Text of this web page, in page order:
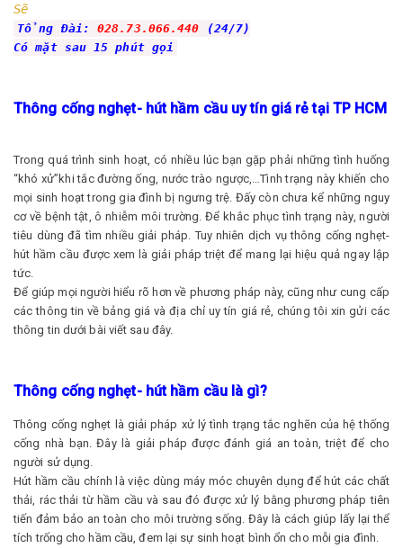
Sẽ
Tổng Đài: 028.73.066.440 (24/7)
Có mặt sau 15 phút gọi
Thông cống nghẹt- hút hầm cầu uy tín giá rẻ tại TP HCM
Trong quá trình sinh hoạt, có nhiều lúc bạn gặp phải những tình huống
“khó xử”khi tắc đường ống, nước trào ngược,…Tình trạng này khiến cho
mọi sinh hoạt trong gia đình bị ngưng trệ. Đấy còn chưa kể những nguy
cơ về bệnh tật, ô nhiễm môi trường. Để khắc phục tình trạng này, người
tiêu dùng đã tìm nhiều giải pháp. Tuy nhiên dịch vụ thông cống nghẹt-
hút hầm cầu được xem là giải pháp triệt để mang lại hiệu quả ngay lập
tức.
Để giúp mọi người hiểu rõ hơn về phương pháp này, cũng như cung cấp
các thông tin về bảng giá và địa chỉ uy tín giá rẻ, chúng tôi xin gửi các
thông tin dưới bài viết sau đây.
Thông cống nghẹt- hút hầm cầu là gì?
Thông cống nghẹt là giải pháp xử lý tình trạng tắc nghẽn của hệ thống
cống nhà bạn. Đây là giải pháp được đánh giá an toàn, triệt để cho
người sử dụng.
Hút hầm cầu chính là việc dùng máy móc chuyên dụng để hút các chất
thải, rác thải từ hầm cầu và sau đó được xử lý bằng phương pháp tiên
tiến đảm bảo an toàn cho môi trường sống. Đây là cách giúp lấy lại thể
tích trống cho hầm cầu, đem lại sự sinh hoạt bình ổn cho mỗi gia đình.